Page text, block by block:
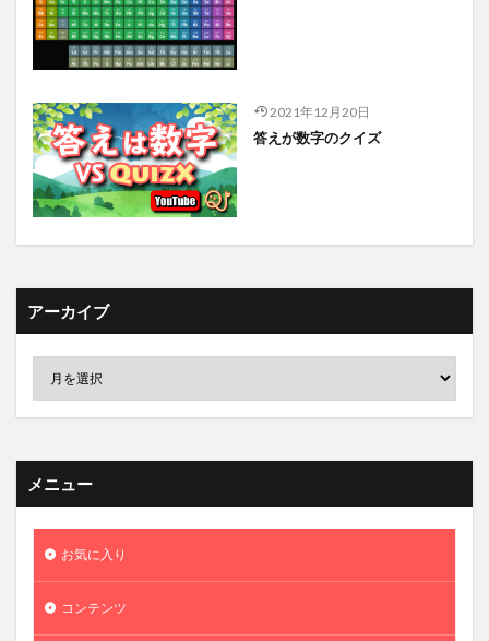
2021年12月20日
答えが数字のクイズ
アーカイブ
メニュー
お気に入り
コンテンツ